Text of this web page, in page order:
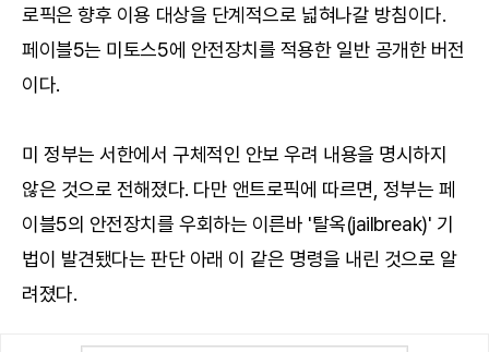
로픽은 향후 이용 대상을 단계적으로 넓혀나갈 방침이다.
페이블5는 미토스5에 안전장치를 적용한 일반 공개한 버전
이다.
미 정부는 서한에서 구체적인 안보 우려 내용을 명시하지
않은 것으로 전해졌다. 다만 앤트로픽에 따르면, 정부는 페
이블5의 안전장치를 우회하는 이른바 '탈옥(jailbreak)' 기
법이 발견됐다는 판단 아래 이 같은 명령을 내린 것으로 알
려졌다.